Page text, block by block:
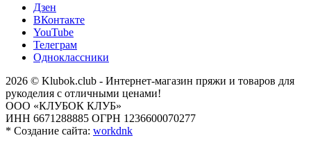
Дзен
ВКонтакте
YouTube
Телеграм
Одноклассники
2026 © Klubok.club - Интернет-магазин пряжи и товаров для
рукоделия с отличными ценами!
ООО «КЛУБОК КЛУБ»
ИНН 6671288885 ОГРН 1236600070277
* Создание сайта: workdnk